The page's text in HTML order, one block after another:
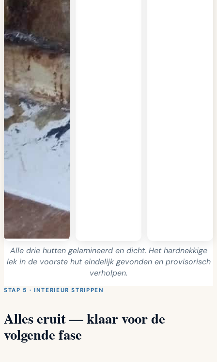
Alle drie hutten gelamineerd en dicht. Het hardnekkige
lek in de voorste hut eindelijk gevonden en provisorisch
verholpen.
STAP 5 · INTERIEUR STRIPPEN
Alles eruit — klaar voor de
volgende fase